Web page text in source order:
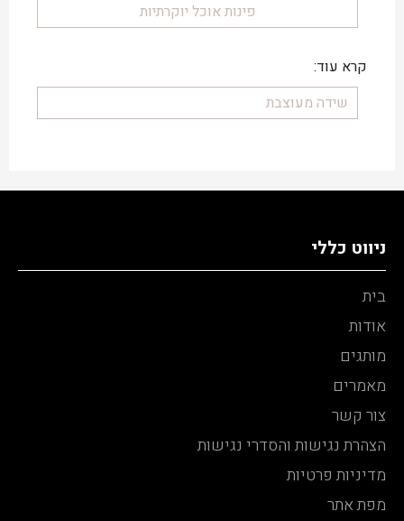
פינות אוכל יוקרתיות
קרא עוד:
שידה מעוצבת
ניווט כללי
בית
אודות
מותגים
מאמרים
צור קשר
הצהרת נגישות והסדרי נגישות
מדיניות פרטיות
מפת אתר